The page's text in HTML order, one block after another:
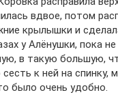
вдвое, потом
крылышки и
у Алёнушки, пока
в такую большую,
к ней на спинку,
было очень удобно.